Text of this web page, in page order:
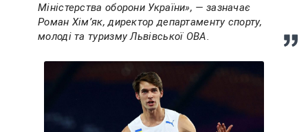
Міністерства оборони України», — зазначає
Роман Хімʼяк, директор департаменту спорту,
молоді та туризму Львівської ОВА.